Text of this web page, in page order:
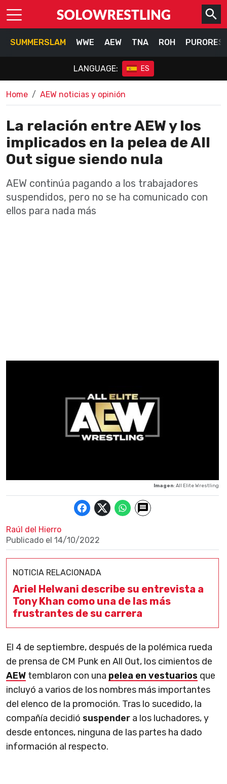
SUMMERSLAM WWE AEW TNA ROH
LANGUAGE: ES
Home AEW noticias y opinión
La relación entre AEW y los
implicados en la pelea de All
Out sigue siendo nula
AEW continúa pagando a los trabajadores
suspendidos, pero no se ha comunicado con
ellos para nada más
Imagen: All Elite Wrestling
Raúl del Hierro
Publicado el 14/10/2022
NOTICIA RELACIONADA
Ariel Helwani describe su entrevista a
Tony Khan como una de las más
frustrantes de su carrera
El 4 de septiembre, después de la polémica rueda
de prensa de CM Punk en All Out, los cimientos de
AEW temblaron con una pelea en vestuarios que
incluyó a varios de los nombres más importantes
del elenco de la promoción. Tras lo sucedido, la
compañía decidió suspender a los luchadores, y
desde entonces, ninguna de las partes ha dado
información al respecto.